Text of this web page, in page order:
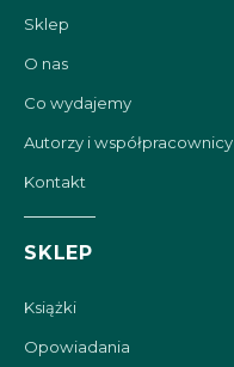
Sklep
O nas
Co wydajemy
Autorzy i współpracownicy
Kontakt
SKLEP
Książki
Opowiadania